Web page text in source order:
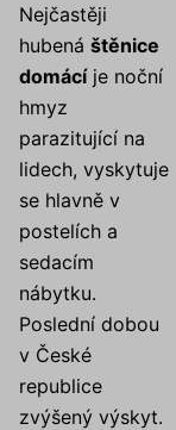
Nejčastěji
hubená štěnice
domácíje noční
hmyz
parazitující na
lidech, vyskytuje
se hlavně v
postelích a
sedacím
nábytku.
Poslední dobou
v České
republice
zvýšený výskyt.